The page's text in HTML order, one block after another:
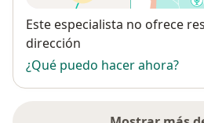
Disponibilidad
Este especialista no ofrece
dirección
¿Qué puedo hacer ahora?